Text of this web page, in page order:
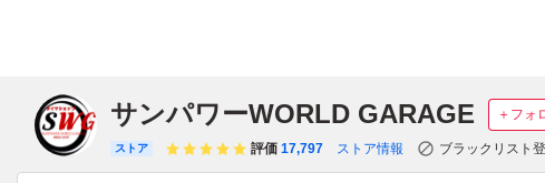
サンパワーWORLD GARAGE ＋フォ
ストア 評価 17,797 ストア情報 ブラックリスト